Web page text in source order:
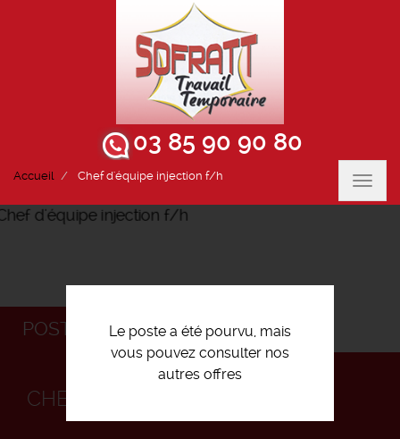
03 85 90 90 80
Accueil Chef d'équipe injection f/h
Le poste a été pourvu, mais
vous pouvez consulter nos
autres offres
POSTULEZ
CHEF D'ÉQUIPE INJECTION F/H